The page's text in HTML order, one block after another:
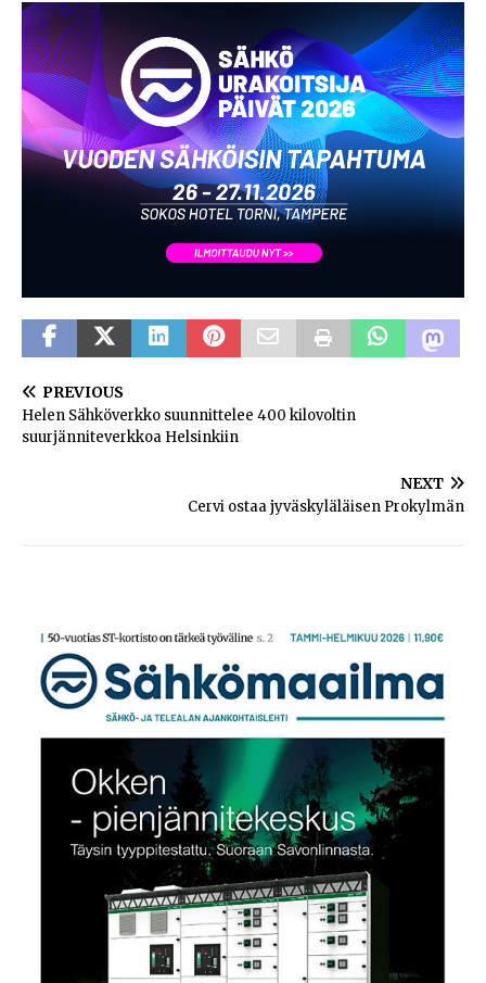
PREVIOUS
Helen Sähköverkko suunnittelee 400 kilovoltin
suurjänniteverkkoa Helsinkiin
NEXT
Cervi ostaa jyväskyläläisen Prokylmän